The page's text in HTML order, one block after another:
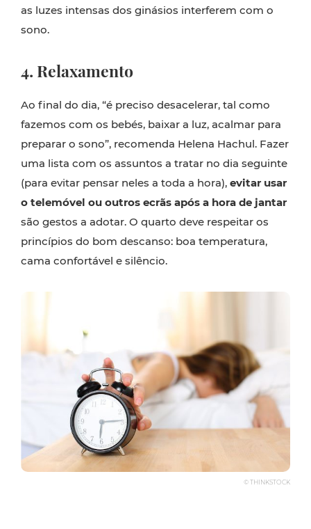
as luzes intensas dos ginásios interferem com o
sono.
4. Relaxamento
Ao final do dia, “é preciso desacelerar, tal como
fazemos com os bebés, baixar a luz, acalmar para
preparar o sono”, recomenda Helena Hachul. Fazer
uma lista com os assuntos a tratar no dia seguinte
(para evitar pensar neles a toda a hora), evitar usar
o telemóvel ou outros ecrãs após a hora de jantar
são gestos a adotar. O quarto deve respeitar os
princípios do bom descanso: boa temperatura,
cama confortável e silêncio.
© THINKSTOCK